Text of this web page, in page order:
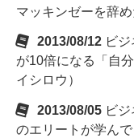
マッキンゼーを辞
2013/08/12 ビ
が10倍になる「自
イシロウ）
2013/08/05 ビ
のエリートが学ん